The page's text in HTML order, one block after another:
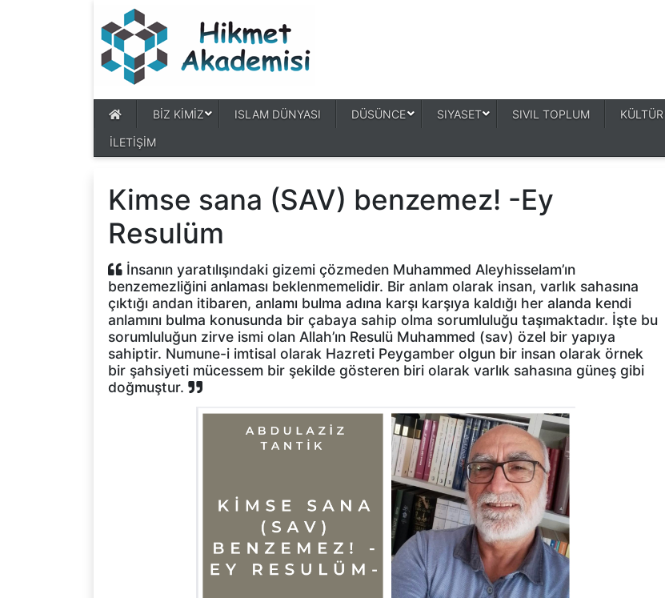
BİZ KİMİZ ISLAM DÜNYASI DÜSÜNCE SIYASET SIVIL TOPLUM KÜLTÜR
İLETİŞİM
Kimse sana (SAV) benzemez! -Ey
Resulüm
İnsanın yaratılışındaki gizemi çözmeden Muhammed Aleyhisselam’ın
benzemezliğini anlaması beklenmemelidir. Bir anlam olarak insan, varlık sahasına
çıktığı andan itibaren, anlamı bulma adına karşı karşıya kaldığı her alanda kendi
anlamını bulma konusunda bir çabaya sahip olma sorumluluğu taşımaktadır. İşte bu
sorumluluğun zirve ismi olan Allah’ın Resulü Muhammed (sav) özel bir yapıya
sahiptir. Numune-i imtisal olarak Hazreti Peygamber olgun bir insan olarak örnek
bir şahsiyeti mücessem bir şekilde gösteren biri olarak varlık sahasına güneş gibi
doğmuştur.